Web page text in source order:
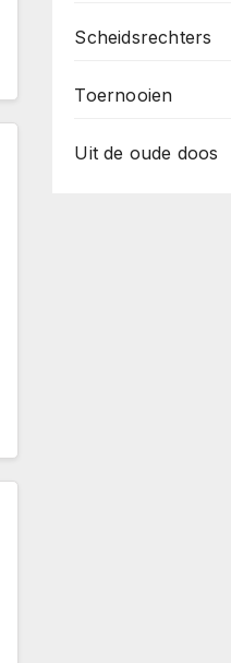
Scheidsrechters
Toernooien
Uit de oude doos